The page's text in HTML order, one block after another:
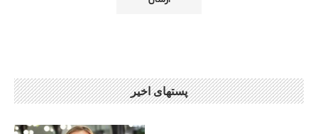
پستهای اخیر